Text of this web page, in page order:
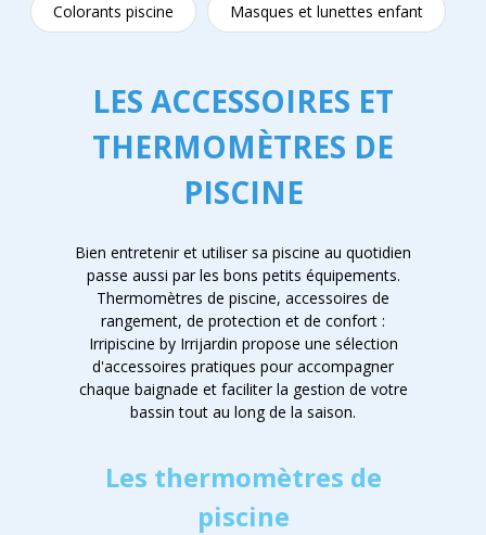
Colorants piscine Masques et lunettes enfant
LES ACCESSOIRES ET
THERMOMÈTRES DE
PISCINE
Bien entretenir et utiliser sa piscine au quotidien
passe aussi par les bons petits équipements.
Thermomètres de piscine, accessoires de
rangement, de protection et de confort :
Irripiscine by Irrijardin propose une sélection
d'accessoires pratiques pour accompagner
chaque baignade et faciliter la gestion de votre
bassin tout au long de la saison.
Les thermomètres de
piscine